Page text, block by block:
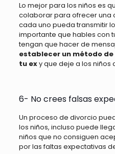
Lo mejor para los niños es
colaborar para ofrecer una
cada uno pueda transmitir
importante que hables con
tengan que hacer de
establecer un método
tu exy que deje a los niños
6- No crees falsas
Un proceso de divorcio
los niños, incluso puede
niños que no consiguen
por las faltas expectativas